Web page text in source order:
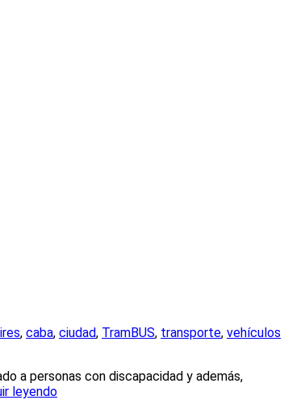
, caba, ciudad, TramBUS, transporte, vehículos
a personas con discapacidad y además,
leyendo